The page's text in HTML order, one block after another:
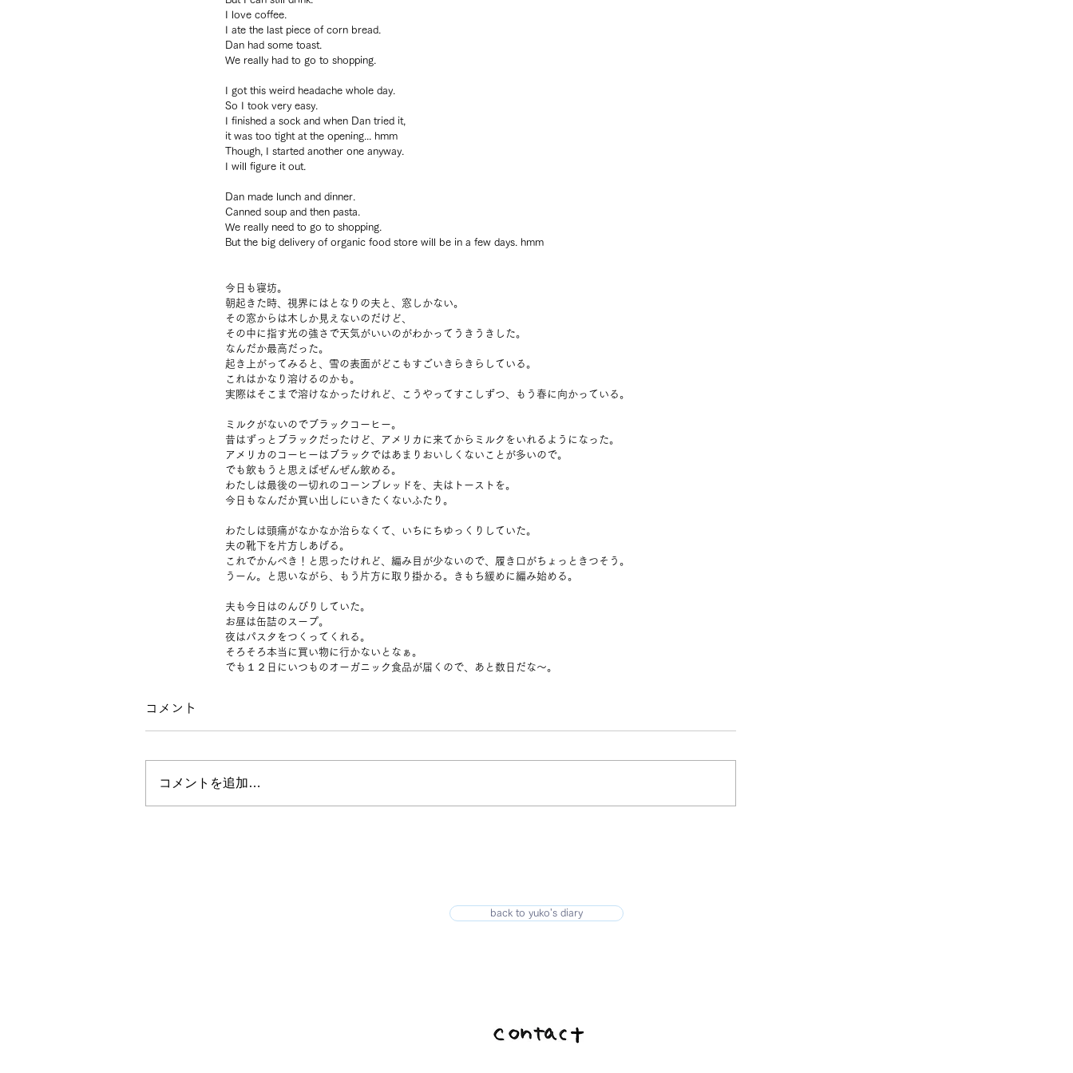
I love coffee.
I ate the last piece of corn bread.
Dan had some toast.
We really had to go to shopping.
I got this weird headache whole day.
So I took very easy.
I finished a sock and when Dan tried it,
it was too tight at the opening... hmm
Though, I started another one anyway.
I will figure it out.
Dan made lunch and dinner.
Canned soup and then pasta.
We really need to go to shopping.
But the big delivery of organic food store will be in a few days. hmm
今日も寝坊。
朝起きた時、視界にはとなりの夫と、窓しかない。
その窓からは木しか見えないのだけど、
その中に指す光の強さで天気がいいのがわかってうきうきした。
なんだか最高だった。
起き上がってみると、雪の表面がどこもすごいきらきらしている。
これはかなり溶けるのかも。
実際はそこまで溶けなかったけれど、こうやってすこしずつ、もう春に向かっている。
ミルクがないのでブラックコーヒー。
昔はずっとブラックだったけど、アメリカに来てからミルクをいれるようになった。
アメリカのコーヒーはブラックではあまりおいしくないことが多いので。
でも飲もうと思えばぜんぜん飲める。
わたしは最後の一切れのコーンブレッドを、夫はトーストを。
今日もなんだか買い出しにいきたくないふたり。
わたしは頭痛がなかなか治らなくて、いちにちゆっくりしていた。
夫の靴下を片方しあげる。
これでかんぺき！と思ったけれど、編み目が少ないので、履き口がちょっときつそう。
うーん。と思いながら、もう片方に取り掛かる。きもち緩めに編み始める。
夫も今日はのんびりしていた。
お昼は缶詰のスープ。
夜はパスタをつくってくれる。
そろそろ本当に買い物に行かないとなぁ。
でも１２日にいつものオーガニック食品が届くので、あと数日だな～。
コメント
コメントを追加…
back to yuko's diary